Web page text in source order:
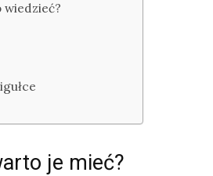
wiedzieć?
je mieć?